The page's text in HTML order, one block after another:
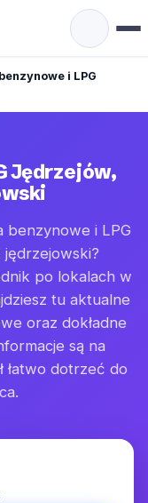
i LPG
Jędrzejów,
benzynowe i LPG
po lokalach w
tu aktualne
oraz dokładne
są na
łatwo dotrzeć do